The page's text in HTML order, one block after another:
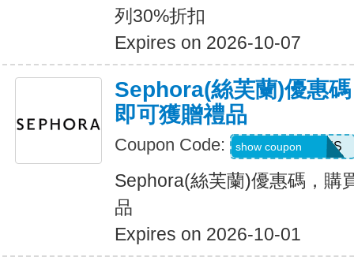
列30%折扣
Expires on 2026-10-07
Sephora(絲芙蘭)優惠
即可獲贈禮品
Coupon Code: MORESAMPLES
show coupon
Sephora(絲芙蘭)優惠碼，購
品
Expires on 2026-10-01